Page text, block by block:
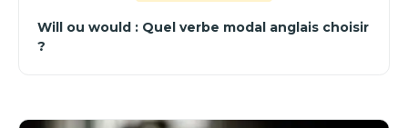
Will ou would : Quel verbe modal anglais choisir
?